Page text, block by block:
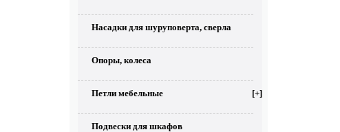
Насадки для шуруповерта, сверла
Опоры, колеса
Петли мебельные [+]
Подвески для шкафов